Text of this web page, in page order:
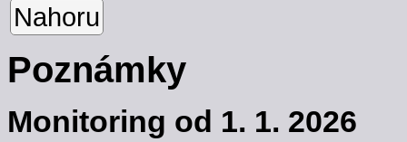
Nahoru
Poznámky
Monitoring od 1. 1. 2026